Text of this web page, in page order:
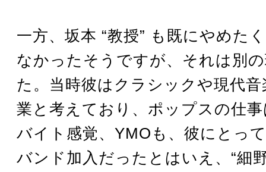
一方、坂本 “教授” も既にやめた
なかったそうですが、それは別
た。当時彼はクラシックや現代
業と考えており、ポップスの仕
バイト感覚、YMOも、彼にとっ
バンド加入だったとはいえ、“細